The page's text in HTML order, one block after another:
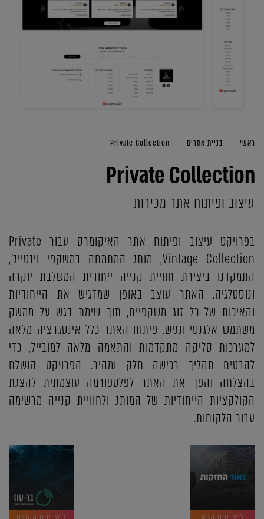
ראשי בניית אתרים Private Collection
Private Collection
עיצוב ופיתוח אתר מכירות
בפרויקט עיצוב ופיתוח אתר האיקומרס עבור Private
Vintage Collection, מותג המתמחה במשקפי וינטייג',
התמקדנו ביצירת חוויית קנייה ייחודית המשלבת יוקרה
ונוסטלגיה. האתר עוצב באופן שמדגיש את הייחודיות
והאיכות של כל זוג משקפיים, תוך שימת דגש על ממשק
משתמש אלגנטי ונגיש. פיתוח האתר כלל אינטגרציה מלאה
למערכות סליקה מתקדמות והתאמה מלאה למובייל, כדי
להבטיח תהליך רכישה חלק ומהיר. הפרויקט הושלם
בהצלחה והפך את האתר לפלטפורמה עוצמתית להצגת
הקולקציות הייחודיות של המותג ולחוויית קנייה מרשימה
עבור הלקוחות.